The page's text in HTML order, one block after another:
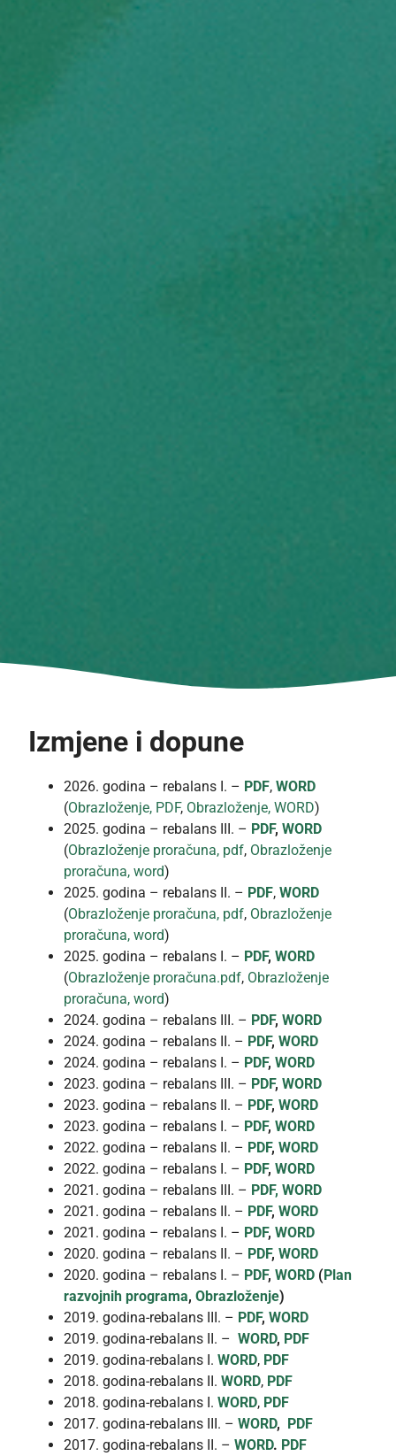
Izmjene i dopune
2026. godina – rebalans I. – PDF,WORD
(Obrazloženje, PDF, Obrazloženje, WORD)
2025. godina – rebalans III. – PDF,WORD
(Obrazloženje proračuna, pdf, Obrazloženje
proračuna, word)
2025. godina – rebalans II. – PDF,WORD
(Obrazloženje proračuna, pdf, Obrazloženje
proračuna, word)
2025. godina – rebalans I. – PDF,WORD
(Obrazloženje proračuna.pdf, Obrazloženje
proračuna, word)
2024. godina – rebalans III. – PDF,WORD
2024. godina – rebalans II. – PDF,WORD
2024. godina – rebalans I. – PDF,WORD
2023. godina – rebalans III. – PDF,WORD
2023. godina – rebalans II. – PDF,WORD
2023. godina – rebalans I. – PDF,WORD
2022. godina – rebalans II. – PDF,WORD
2022. godina – rebalans I. – PDF,WORD
2021. godina – rebalans III. – PDF, WORD
2021. godina – rebalans II. – PDF,WORD
2021. godina – rebalans I. – PDF, WORD
2020. godina – rebalans II. – PDF,WORD
2020. godina – rebalans I. – PDF,WORD (Plan
razvojnih programa,Obrazloženje)
2019. godina-rebalans III. – PDF,WORD
2019. godina-rebalans II. – WORD, PDF
2019. godina-rebalans I.WORD, PDF
2018. godina-rebalans II. WORD, PDF
2018. godina-rebalans I.WORD, PDF
2017. godina-rebalans III. –WORD, PDF
2017. godina-rebalans II. –WORD. PDF